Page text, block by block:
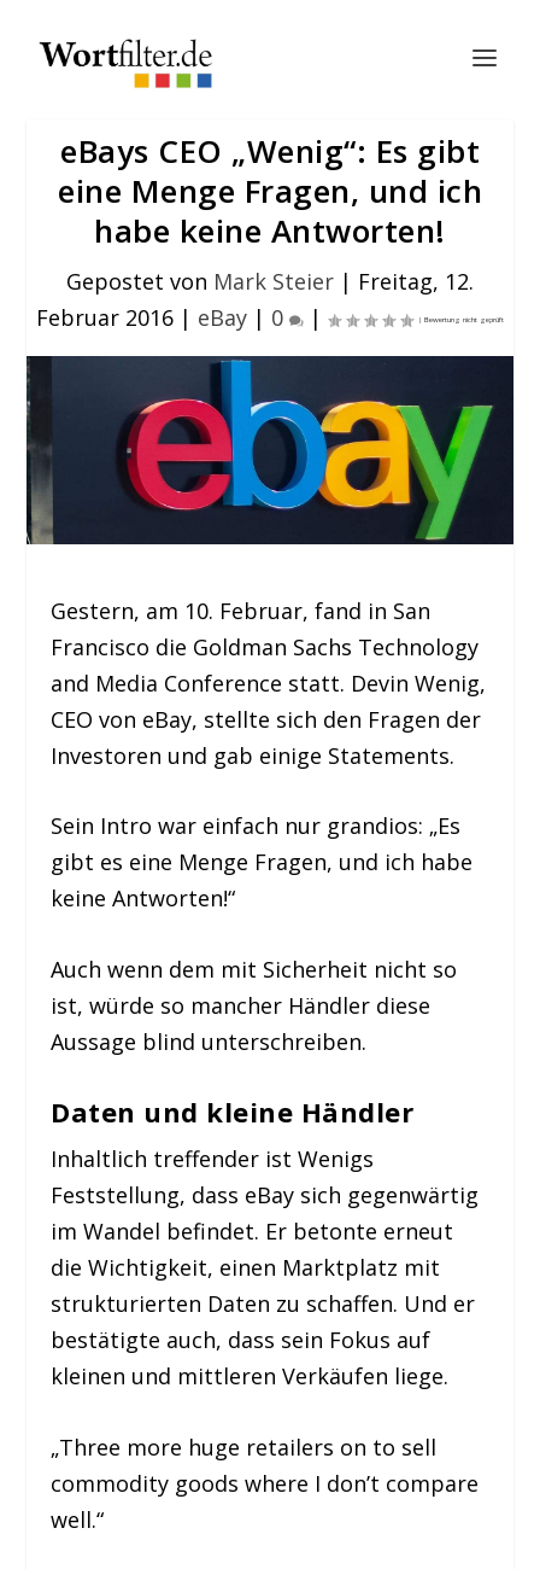
eBays CEO „Wenig“: Es gibt
eine Menge Fragen, und ich
habe keine Antworten!
Gepostet von Mark Steier | Freitag, 12.
Februar 2016 | eBay | 0 |
Gestern, am 10. Februar, fand in San
Francisco die Goldman Sachs Technology
and Media Conference statt. Devin Wenig,
CEO von eBay, stellte sich den Fragen der
Investoren und gab einige Statements.
Sein Intro war einfach nur grandios: „Es
gibt es eine Menge Fragen, und ich habe
keine Antworten!“
Auch wenn dem mit Sicherheit nicht so
ist, würde so mancher Händler diese
Aussage blind unterschreiben.
Daten und kleine Händler
Inhaltlich treffender ist Wenigs
Feststellung, dass eBay sich gegenwärtig
im Wandel befindet. Er betonte erneut
die Wichtigkeit, einen Marktplatz mit
strukturierten Daten zu schaffen. Und er
bestätigte auch, dass sein Fokus auf
kleinen und mittleren Verkäufen liege.
„Three more huge retailers on to sell
commodity goods where I don’t compare
well.“